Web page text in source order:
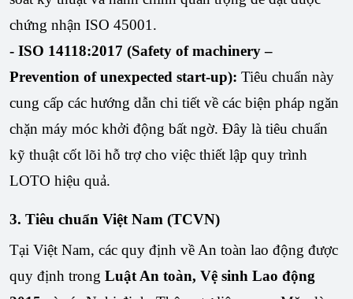
chứng nhận ISO 45001.
- ISO 14118:2017 (Safety of machinery –
Prevention of unexpected start-up): Tiêu chuẩn này
cung cấp các hướng dẫn chi tiết về các biện pháp ngăn
chặn máy móc khởi động bất ngờ. Đây là tiêu chuẩn
kỹ thuật cốt lõi hỗ trợ cho việc thiết lập quy trình
LOTO hiệu quả.
3. Tiêu chuẩn Việt Nam (TCVN)
Tại Việt Nam, các quy định về An toàn lao động được
quy định trong Luật An toàn, Vệ sinh Lao động